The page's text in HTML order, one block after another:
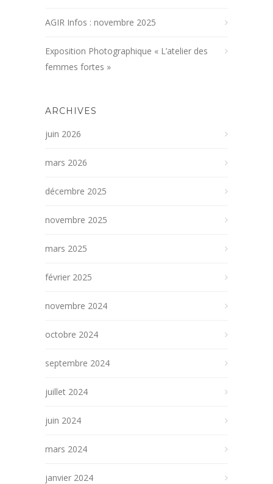
AGIR Infos : novembre 2025
Exposition Photographique « L’atelier des
femmes fortes »
ARCHIVES
juin 2026
mars 2026
décembre 2025
novembre 2025
mars 2025
février 2025
novembre 2024
octobre 2024
septembre 2024
juillet 2024
juin 2024
mars 2024
janvier 2024